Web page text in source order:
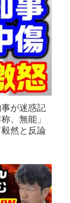
事が迷惑記
、無能」
然と反論